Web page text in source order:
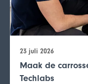
23 juli 2026
Maak de
Techlabs